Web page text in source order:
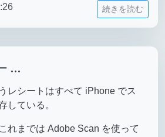
続きを読む
…
レシートはすべて iPhone でス
している。
れまでは Adobe Scan を使って